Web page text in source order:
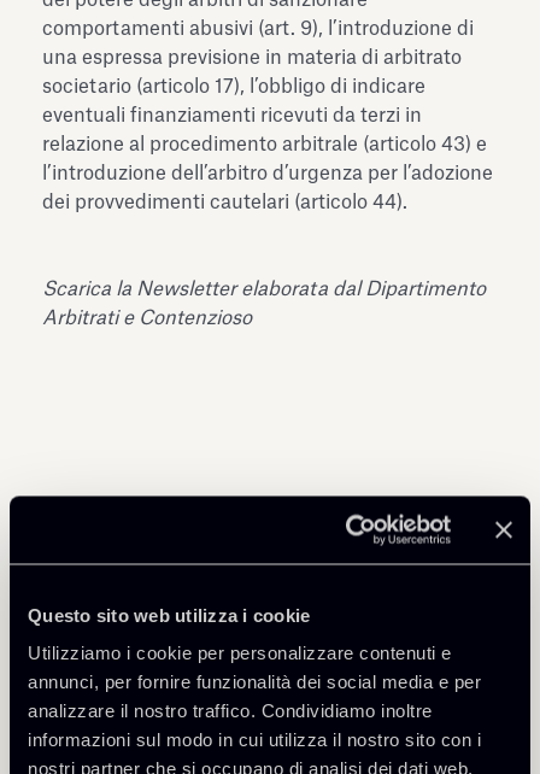
Questo sito web utilizza i cookie
Utilizziamo i cookie per personalizzare contenuti e
annunci, per fornire funzionalità dei social media e per
analizzare il nostro traffico. Condividiamo inoltre
informazioni sul modo in cui utilizza il nostro sito con i
nostri partner che si occupano di analisi dei dati web,
Approfondisci
comportamenti abusivi (art. 9), l’introduzione di
una espressa previsione in materia di arbitrato
societario (articolo 17), l’obbligo di indicare
eventuali finanziamenti ricevuti da terzi in
relazione al procedimento arbitrale (articolo 43) e
l’introduzione dell’arbitro d’urgenza per l’adozione
dei provvedimenti cautelari (articolo 44).
Scarica la Newsletter elaborata dal Dipartimento
Arbitrati e Contenzioso